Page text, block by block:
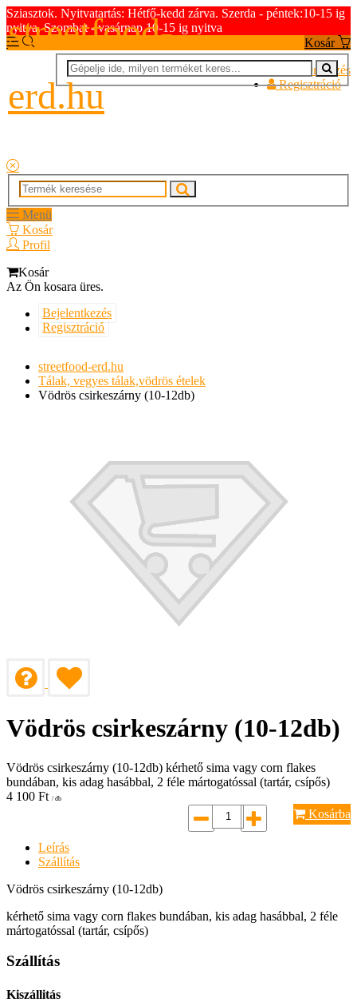
Sziasztok. Nyitvatartás: Hétfő-kedd zárva. Szerda - péntek:10-15 ig
nyitva. Szombat - vasárnap 10-15 ig nyitva
Kosár
Bejelentkezés
Regisztráció
streetfood-
erd.hu
Menü
Kosár
Profil
Kosár
Az Ön kosara üres.
Bejelentkezés
Regisztráció
streetfood-erd.hu
Tálak, vegyes tálak,vödrös ételek
Vödrös csirkeszárny (10-12db)
Vödrös csirkeszárny (10-12db)
Vödrös csirkeszárny (10-12db) kérhető sima vagy corn flakes
bundában, kis adag hasábbal, 2 féle mártogatóssal (tartár, csípős)
4 100 Ft / db
Kosárba
Leírás
Szállítás
Vödrös csirkeszárny (10-12db)
kérhető sima vagy corn flakes bundában, kis adag hasábbal, 2 féle
mártogatóssal (tartár, csípős)
Szállítás
Kiszállitás